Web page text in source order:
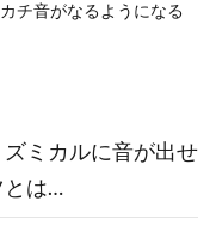
チ音がなるようになる
ミカルに音が出せ
とは…